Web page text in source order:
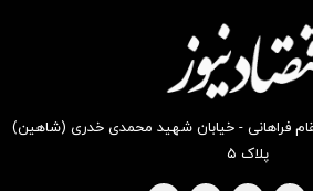
!
بخر !
فراهانی - خیابان شهید محمدی خدری (شاهین)
پلاک ۵